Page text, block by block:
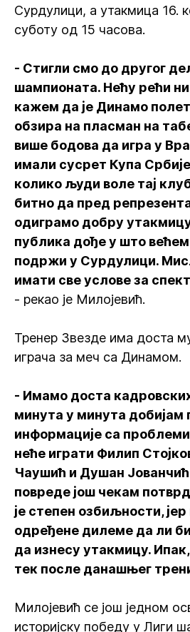
Сурдулици, а утакмица 16.
суботу од 15 часова.
- Стигли смо до другог
шампионата. Нећу рећи
кажем да је Динамо
обзира на пласман на
више бодова да игра у
имали сусрет Купа
колико људи воле тај
битно да пред
одиграмо добру
публика дође у што већем
подржи у Сурдулици.
имати све услове за
- рекао је Милојевић.
Тренер Звезде има доста
играча за меч са Динамом.
- Имамо доста
минута у минута добијам
информације са
неће играти Филип
Чаушић и Душан
повреде још чекам
је степен озбиљности, јер
одређене дилеме да ли
да изнесу утакмицу.
тек после данашњег
Милојевић се још једном
историјску победу у Лиги